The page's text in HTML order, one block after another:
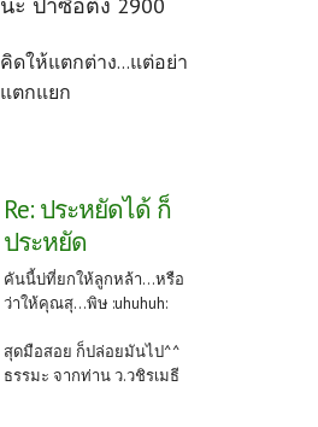
คิดให้แตกต่าง...แต่อย่า
แตกแยก
Re: ประหยัดได้ ก็
ประหยัด
คันนี้บ่ที่ยกให้ลูกหล้า...หรือ
ว่าให้คุณสุ...พิษ :uhuhuh:
สุดมือสอย ก็ปล่อยมันไป^^
ธรรมะ จากท่าน ว.วชิรเมธี